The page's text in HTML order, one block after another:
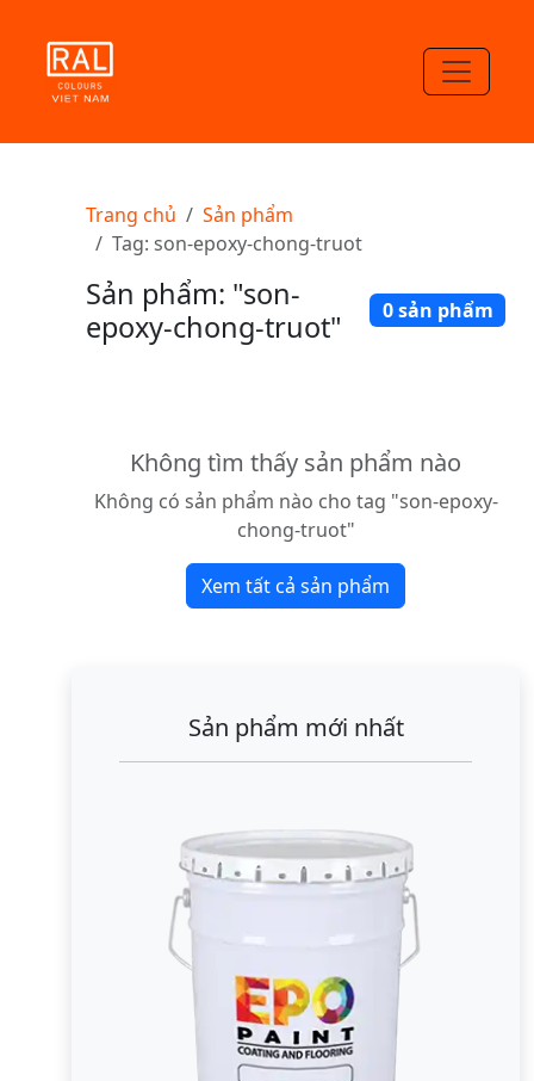
Trang chủ
Sản phẩm
Tag: son-epoxy-chong-truot
Sản phẩm: "son-
epoxy-chong-truot"
0 sản phẩm
Không tìm thấy sản phẩm nào
Không có sản phẩm nào cho tag "son-epoxy-
chong-truot"
Xem tất cả sản phẩm
Sản phẩm mới nhất